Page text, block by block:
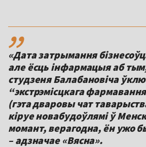
,,
«Дата затрымання
але ёсць інфармацыя аб
студзеня Балабановіча
“экстрэмісцкага
(гэта дваровы чат
кіруе новабудоўлямі ў
момант, верагодна, ён ужо
– адзначае «Вясна».